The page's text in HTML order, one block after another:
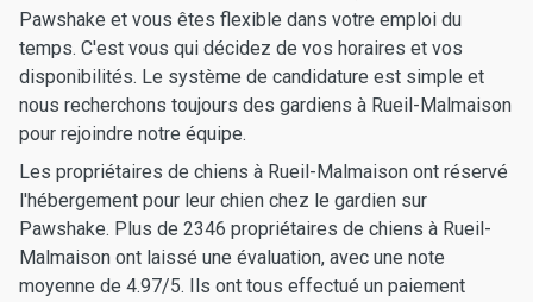
Pawshake et vous êtes flexible dans votre emploi du
temps. C'est vous qui décidez de vos horaires et vos
disponibilités. Le système de candidature est simple et
nous recherchons toujours des gardiens à Rueil-Malmaison
pour rejoindre notre équipe.
Les propriétaires de chiens à Rueil-Malmaison ont réservé
l'hébergement pour leur chien chez le gardien sur
Pawshake. Plus de 2346 propriétaires de chiens à Rueil-
Malmaison ont laissé une évaluation, avec une note
moyenne de 4.97/5. Ils ont tous effectué un paiement